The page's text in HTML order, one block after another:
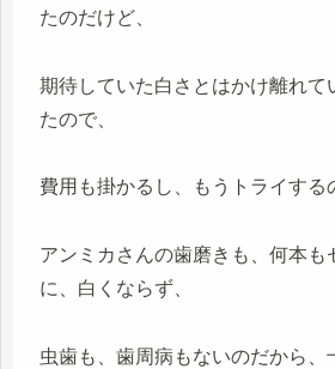
たのだけど、
期待していた白さとはかけ離れて
たので、
費用も掛かるし、もうトライする
アンミカさんの歯磨きも、何本も
に、白くならず、
虫歯も、歯周病もないのだから、